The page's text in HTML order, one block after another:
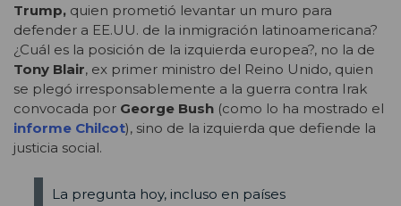
Trump, quien prometió levantar un muro para
defender a EE.UU. de la inmigración latinoamericana?
¿Cuál es la posición de la izquierda europea?, no la de
Tony Blair, ex primer ministro del Reino Unido, quien
se plegó irresponsablemente a la guerra contra Irak
convocada por George Bush (como lo ha mostrado el
informe Chilcot), sino de la izquierda que defiende la
justicia social.
La pregunta hoy, incluso en países